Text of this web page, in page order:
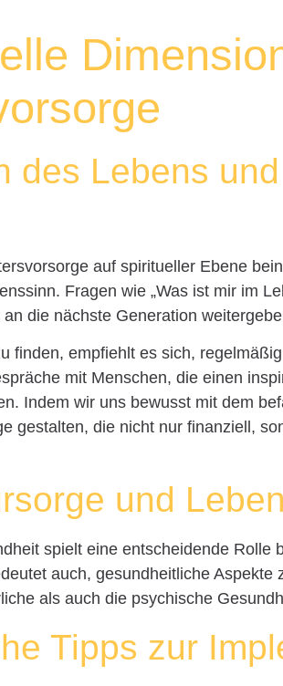
des Lebens
auf spiritueller Ebene
Fragen wie „Was ist mir im
die nächste Generation
finden, empfiehlt es sich,
mit Menschen, die einen
Indem wir uns bewusst mit dem
gestalten, die nicht nur finanziell,
und
spielt eine entscheidende Rolle
auch, gesundheitliche Aspekte
als auch die psychische
Tipps zur